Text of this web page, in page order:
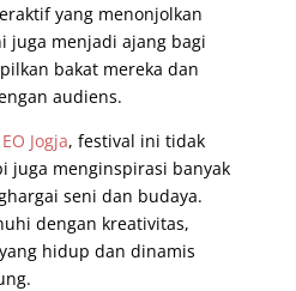
yang menonjolkan
juga menjadi ajang bagi
bakat mereka dan
audiens.
EO Jogja, festival ini tidak
juga menginspirasi banyak
seni dan budaya.
dengan kreativitas,
hidup dan dinamis